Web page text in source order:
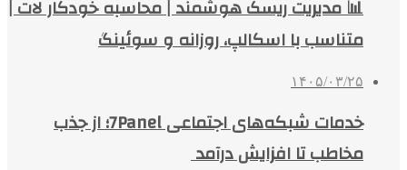
📊 مدیریت ریسک هوشمند | محاسبه خودکار لات |
متناسب با اسکالپ، روزانه و سوئینگ
۱۴۰۵/۰۳/۲۵
خدمات شبکه‌های اجتماعی 7Panel؛ از جذب
مخاطب تا افزایش درآمد